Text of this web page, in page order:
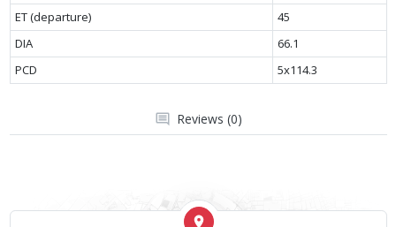
ET (departure)
45
DIA
66.1
PCD
5x114.3
Reviews (0)